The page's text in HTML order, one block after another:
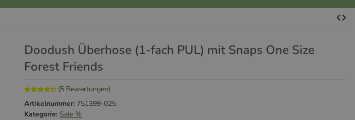
Doodush Überhose (1-fach PUL) mit Snaps One Size
Forest Friends
(5 Bewertungen)
Artikelnummer: 751399-025
Kategorie: Sale %